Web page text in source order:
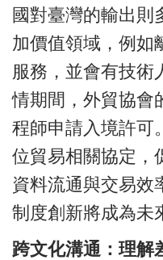
國對臺灣的輸出則
加價值領域，例如
服務，並會有技術
情期間，外貿協會
程師申請入境許可
位貿易相關協定，
資料流通與交易效
制度創新將成為未
跨文化溝通：理解